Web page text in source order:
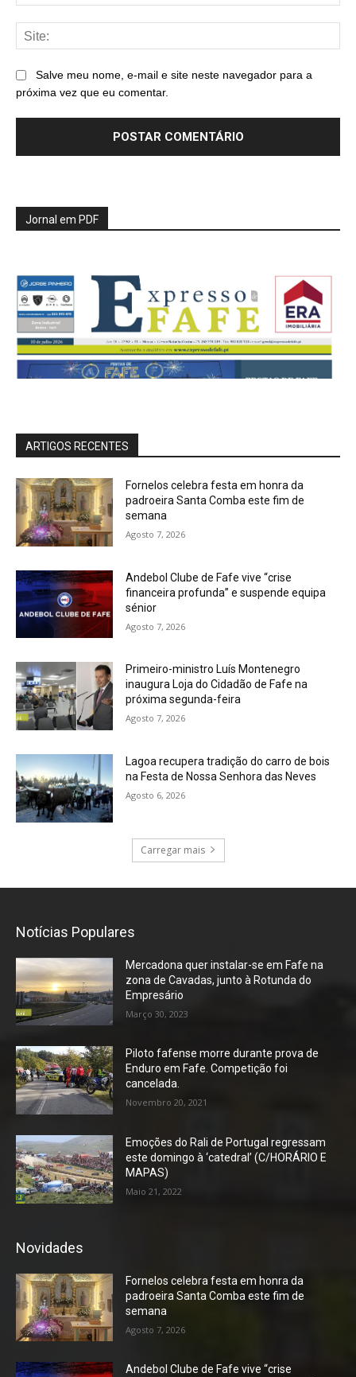
Salve meu nome, e-mail e site neste navegador para a
próxima vez que eu comentar.
Jornal em PDF
ARTIGOS RECENTES
Fornelos celebra festa em honra da
padroeira Santa Comba este fim de
semana
Agosto 7, 2026
Andebol Clube de Fafe vive “crise
financeira profunda” e suspende equipa
sénior
Agosto 7, 2026
Primeiro-ministro Luís Montenegro
inaugura Loja do Cidadão de Fafe na
próxima segunda-feira
Agosto 7, 2026
Lagoa recupera tradição do carro de bois
na Festa de Nossa Senhora das Neves
Agosto 6, 2026
Carregar mais
Notícias Populares
Mercadona quer instalar-se em Fafe na
zona de Cavadas, junto à Rotunda do
Empresário
Março 30, 2023
Piloto fafense morre durante prova de
Enduro em Fafe. Competição foi
cancelada.
Novembro 20, 2021
Emoções do Rali de Portugal regressam
este domingo à ‘catedral’ (C/HORÁRIO E
MAPAS)
Maio 21, 2022
Novidades
Fornelos celebra festa em honra da
padroeira Santa Comba este fim de
semana
Agosto 7, 2026
Andebol Clube de Fafe vive “crise